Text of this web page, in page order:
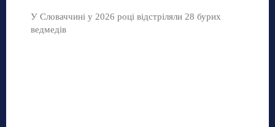
У Словаччині у 2026 році відстріляли 28 бурих
ведмедів